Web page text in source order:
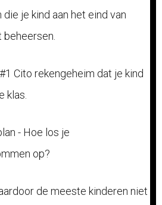
je kind aan het eind van
Cito rekengeheim dat je kind
klas.
- Hoe los je
op?
de meeste kinderen niet